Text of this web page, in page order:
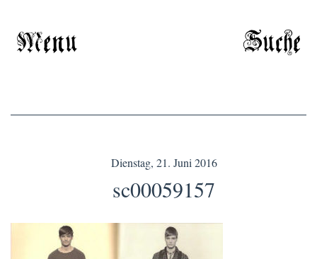
Menu Suche
Dienstag, 21. Juni 2016
sc00059157